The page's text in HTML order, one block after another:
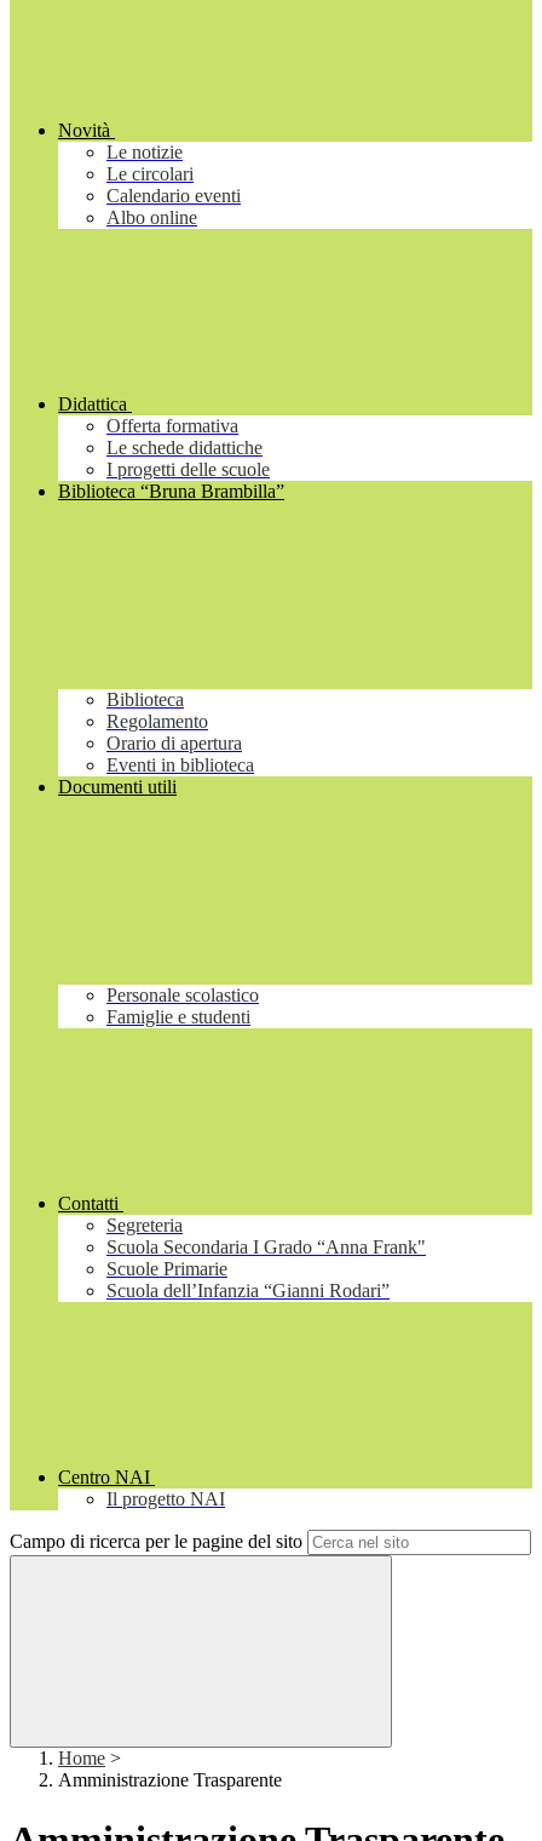
Novità
Le notizie
Le circolari
Calendario eventi
Albo online
Didattica
Offerta formativa
Le schede didattiche
I progetti delle scuole
Biblioteca “Bruna Brambilla”
Biblioteca
Regolamento
Orario di apertura
Eventi in biblioteca
Documenti utili
Personale scolastico
Famiglie e studenti
Contatti
Segreteria
Scuola Secondaria I Grado “Anna Frank"
Scuole Primarie
Scuola dell’Infanzia “Gianni Rodari”
Centro NAI
Il progetto NAI
Campo di ricerca per le pagine del sito
Home >
Amministrazione Trasparente